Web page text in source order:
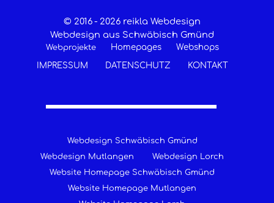
© 2016 - 2026 reikla Webdesign
Webdesign aus Schwäbisch Gmünd
Webprojekte Homepages
Webshops
IMPRESSUM
DATENSCHUTZ KONTAKT
Webdesign Schwäbisch Gmünd
Webdesign Mutlangen
Webdesign Lorch
Website Homepage Schwäbisch Gmünd
Website Homepage Mutlangen